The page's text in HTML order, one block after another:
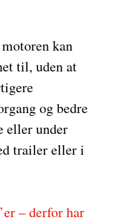
kan
til, uden at
og bedre
eller under
trailer eller i
– derfor har